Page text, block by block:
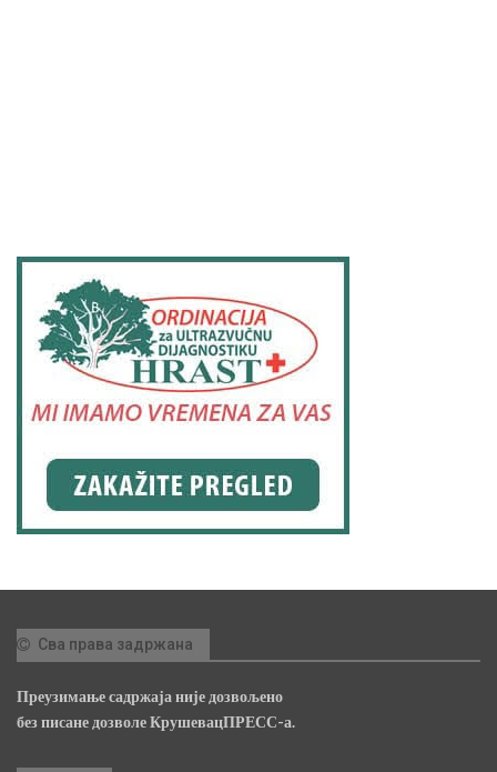
Сва права задржана
Преузимање садржаја није дозвољено
без писане дозволе КрушевацПРЕСС-а.